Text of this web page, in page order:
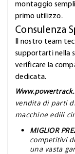
montaggio
primo utilizzo.
Consulenza
Il nostro team
supportarti nella
verificare la
dedicata.
vendita di parti
macchine edili
MIGLIOR
competitivi
una vasta